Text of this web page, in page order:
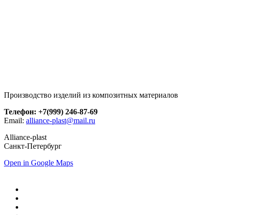
Производство изделий из композитных материалов
Телефон: +7(999) 246-87-69
Email: alliance-plast@mail.ru
Alliance-plast
Санкт-Петербург
Open in Google Maps